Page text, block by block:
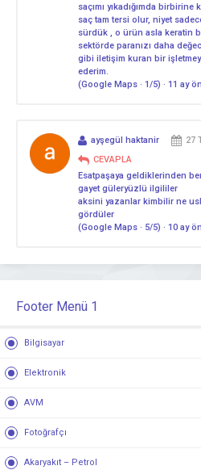
saçımı yıkadığımda birbirine
saç tam tersi olur, niyet
sürdük , o ürün asla keratin
sektörde paranızı daha
gibi iletişim kuran bir
ederim.
(Google Maps · 1/5) · 11 ay
ayşegül haktanir
27
CEVAPLA
Esatpaşaya geldiklerinden
gayet güleryüzlü ilgililer
aksini yazanlar kimbilir ne
gördüler
(Google Maps · 5/5) · 10 ay
Footer Menü 1
Bilgisayar
Elektronik
AVM
Fotoğrafçı
Akaryakıt – Petrol